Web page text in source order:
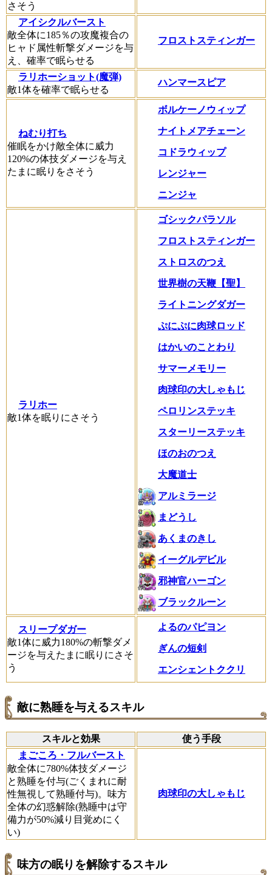
さそう
アイシクルバースト
敵全体に185％の攻魔複合の
ヒャド属性斬撃ダメージを与
え、確率で眠らせる
フロストスティンガー
ラリホーショット(魔弾)
敵1体を確率で眠らせる
ハンマースピア
ねむり打ち
催眠をかけ敵全体に威力
120%の体技ダメージを与え
たまに眠りをさそう
ボルケーノウィップ
ナイトメアチェーン
コドラウィップ
レンジャー
ニンジャ
ラリホー
敵1体を眠りにさそう
ゴシックパラソル
フロストスティンガー
ストロスのつえ
世界樹の天鞭【聖】
ライトニングダガー
ぷにぷに肉球ロッド
はかいのことわり
サマーメモリー
肉球印の大しゃもじ
ペロリンステッキ
スターリーステッキ
ほのおのつえ
大魔道士
アルミラージ
まどうし
あくまのきし
イーグルデビル
邪神官ハーゴン
ブラックルーン
スリープダガー
敵1体に威力180%の斬撃ダメ
ージを与えたまに眠りにさそ
う
よるのパピヨン
ぎんの短剣
エンシェントククリ
敵に熟睡を与えるスキル
スキルと効果
使う手段
まごころ・フルバースト
敵全体に780%体技ダメージ
と熟睡を付与(ごくまれに耐
性無視して熟睡付与)。味方
全体の幻惑解除(熟睡中は守
備力が50%減り目覚めにく
い)
肉球印の大しゃもじ
味方の眠りを解除するスキル